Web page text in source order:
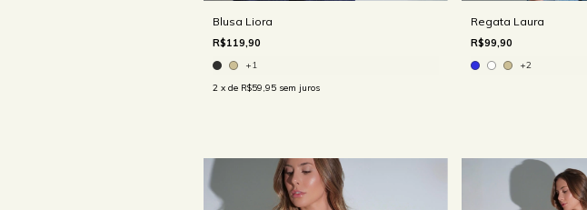
Blusa Liora
R$119,90
+1
2 x de R$59,95 sem juros
Regata Laura
R$99,90
+2